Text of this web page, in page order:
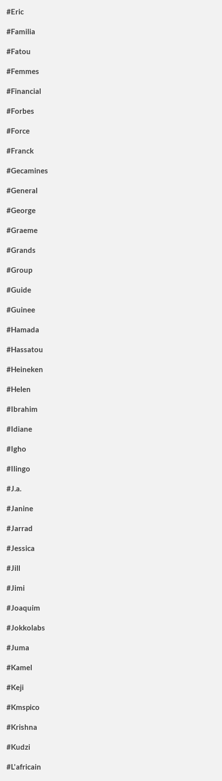
#Eric
#Familia
#Fatou
#Femmes
#Financial
#Forbes
#Force
#Franck
#Gecamines
#General
#George
#Graeme
#Grands
#Group
#Guide
#Guinee
#Hamada
#Hassatou
#Heineken
#Helen
#Ibrahim
#Idiane
#Igho
#Ilingo
#J.a.
#Janine
#Jarrad
#Jessica
#Jill
#Jimi
#Joaquim
#Jokkolabs
#Juma
#Kamel
#Keji
#Kmspico
#Krishna
#Kudzi
#L'africain